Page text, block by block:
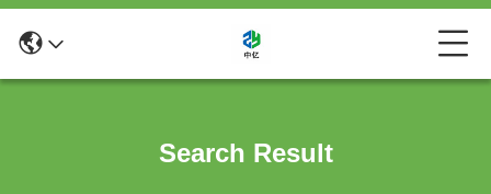
Search Result